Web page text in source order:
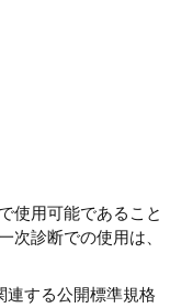
使用可能であること
次診断での使用は、
連する公開標準規格